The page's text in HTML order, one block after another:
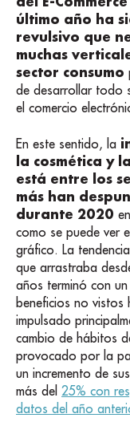
último año ha
revulsivo que
muchas
sector consumo
de desarrollar todo
el comercio
En este sentido, la
la cosmética y
está entre los
más han
durante 2020
como se puede ver
gráfico. La
que arrastraba
años terminó con
beneficios no vistos
impulsado
cambio de hábitos
provocado por la
un incremento de
más del 25% con
datos del año